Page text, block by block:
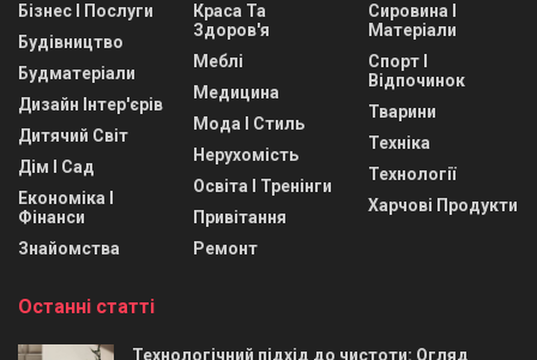
Бізнес І Послуги
Будівництво
Будматеріали
Дизайн Інтер'єрів
Дитячий Світ
Дім І Сад
Економіка І
Фінанси
Знайомства
Краса Та
Здоров'я
Меблі
Медицина
Мода І Стиль
Нерухомість
Освіта І Тренінги
Привітання
Ремонт
Сировина І
Матеріали
Спорт І
Відпочинок
Тварини
Техніка
Технології
Харчові Продукти
Останні статті
Технологічний підхід до чистоти: Огляд